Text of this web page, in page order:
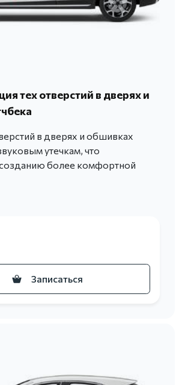
тех отверстий в дверях и
в дверях и обшивках
утечкам, что
созданию более комфортной
Записаться